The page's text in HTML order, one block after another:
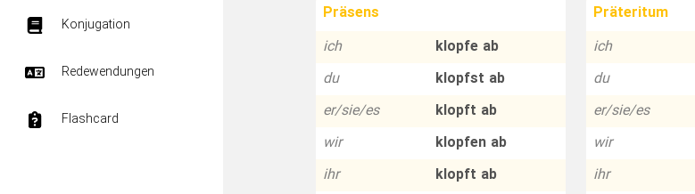
Konjugation
Redewendungen
Flashcard
Präsens
ich
klopfe ab
du
klopfst ab
er/sie/es
klopft ab
wir
klopfen ab
ihr
klopft ab
Präteritum
ich
du
er/sie/es
wir
ihr